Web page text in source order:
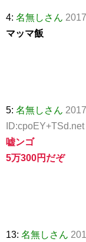
4: 名無しさん
マッマ飯
5: 名無しさん
ID:cpoEY+TSd.net
嘘ンゴ
5万300円だぞ
13: 名無しさん